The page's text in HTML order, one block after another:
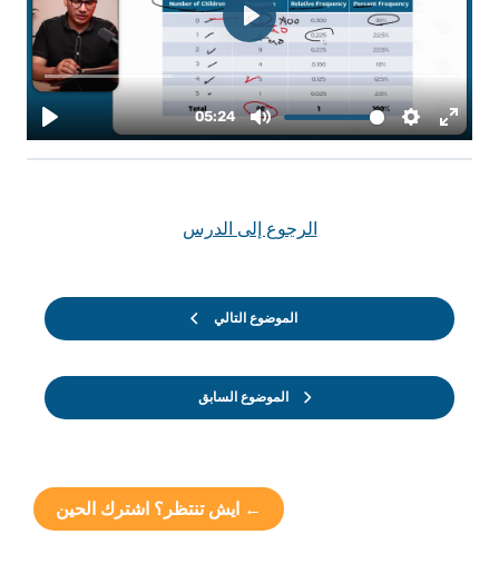
الموضوع السابق
الرجوع إلى الدرس
الموضوع التالي
← ايش تنتظر؟ اشترك الحين